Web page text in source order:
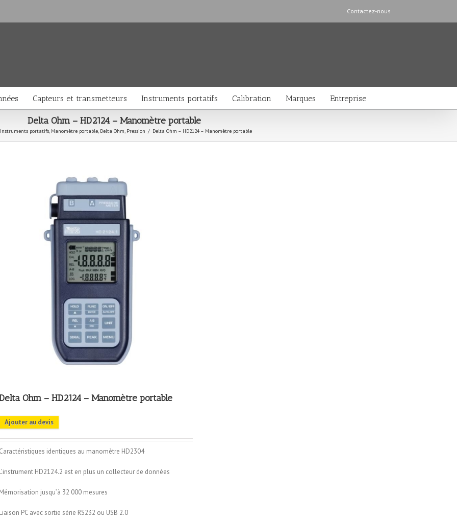
Contactez-nous
Capteurs et transmetteurs Instruments portatifs Calibration Marques Entreprise
Delta Ohm – HD2124 – Manomètre portable
Instruments portatifs, Manomètre portable, Delta Ohm, Pression / Delta Ohm – HD2124 – Manomètre portable
Ohm – HD2124 – Manomètre portable
Ajouter au devis
identiques au manomètre HD2304
HD2124.2 est en plus un collecteur de données
jusqu’à 32 000 mesures
PC avec sortie série RS232 ou USB 2.0